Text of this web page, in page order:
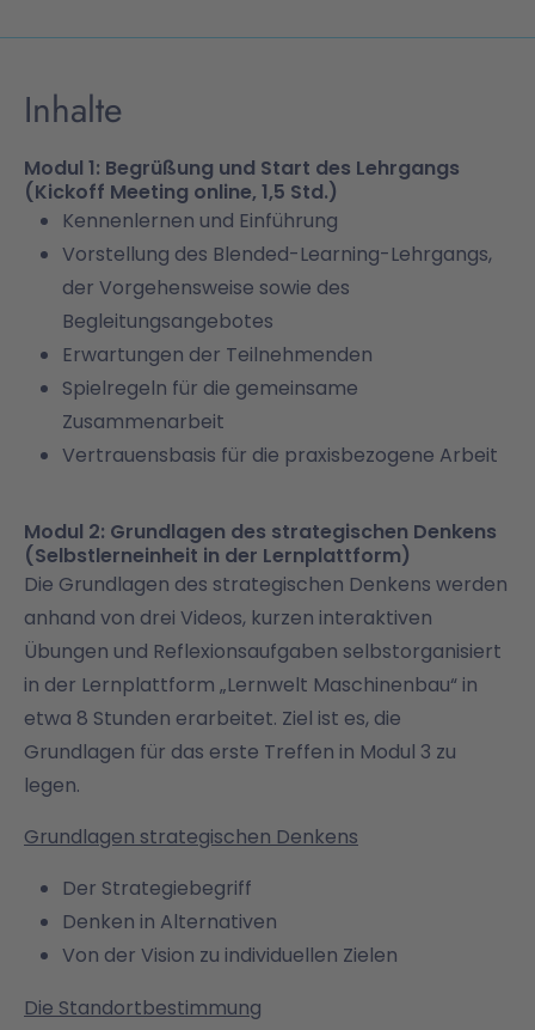
Inhalte
Modul 1: Begrüßung und Start des Lehrgangs
(Kickoff Meeting online, 1,5 Std.)
Kennenlernen und Einführung
Vorstellung des Blended-Learning-Lehrgangs,
der Vorgehensweise sowie des
Begleitungsangebotes
Erwartungen der Teilnehmenden
Spielregeln für die gemeinsame
Zusammenarbeit
Vertrauensbasis für die praxisbezogene Arbeit
Modul 2: Grundlagen des strategischen Denkens
(Selbstlerneinheit in der Lernplattform)
Die Grundlagen des strategischen Denkens werden
anhand von drei Videos, kurzen interaktiven
Übungen und Reflexionsaufgaben selbstorganisiert
in der Lernplattform „Lernwelt Maschinenbau“ in
etwa 8 Stunden erarbeitet. Ziel ist es, die
Grundlagen für das erste Treffen in Modul 3 zu
legen.
Grundlagen strategischen Denkens
Der Strategiebegriff
Denken in Alternativen
Von der Vision zu individuellen Zielen
Die Standortbestimmung